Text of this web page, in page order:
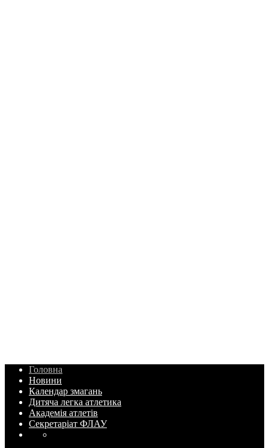
Головна
Новини
Календар змагань
Дитяча легка атлетика
Академія атлетів
Секретаріат ФЛАУ